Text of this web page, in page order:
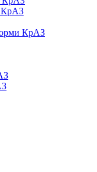
КрАЗ
КрАЗ